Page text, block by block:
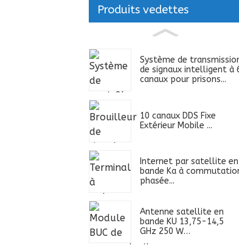
Produits vedettes
Système de
de signaux intelligent à
canaux pour prisons...
10 canaux DDS Fixe
Extérieur Mobile ...
Internet par satellite en
bande Ka à
phasée...
Antenne satellite en
bande KU 13,75-14,5
GHz 250 W…